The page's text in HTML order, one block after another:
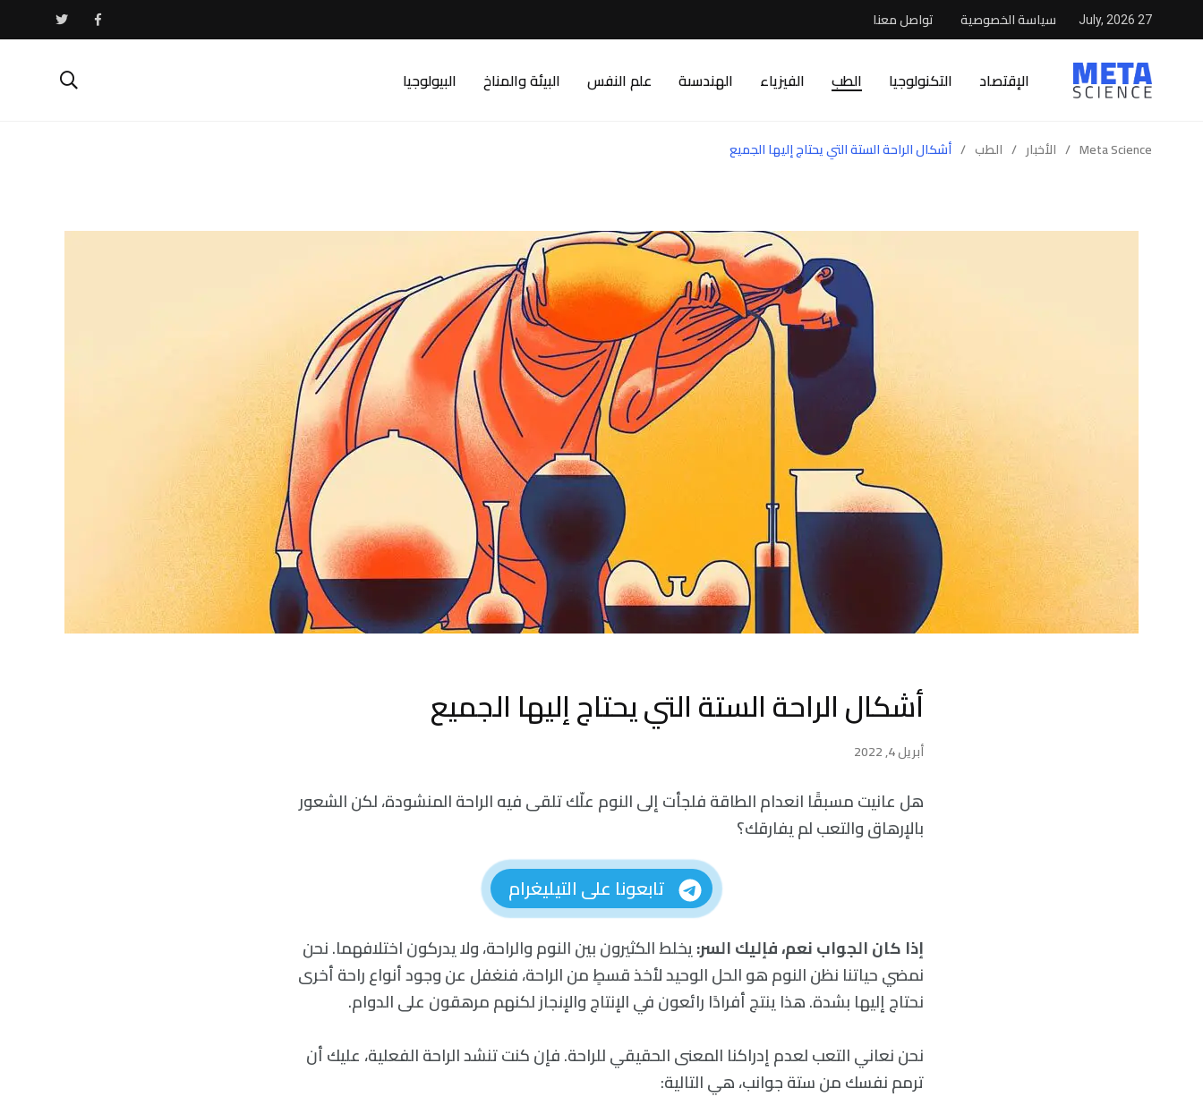
27 July, 2026 سياسة الخصوصية تواصل معنا
الإقتصاد التكنولوجيا الطب الفيزياء الهندسىة علم النفس البيئة والمناخ البيولوجيا
Meta Science
/ الأخبار / الطب / أشكال الراحة الستة التي يحتاج إليها الجميع
أشكال الراحة الستة التي يحتاج إليها الجميع
أبريل 4, 2022
هل عانيت مسبقًا انعدام الطاقة فلجأت إلى النوم علّك تلقی فيه الراحة المنشودة، لكن الشعور
بالإرهاق والتعب لم يفارقك؟
تابعونا على التيليغرام
إذا كان الجواب نعم، فإليك السر:يخلط الكثيرون بين النوم والراحة، ولا يدركون اختلافهما. نحن
نمضي حياتنا نظن النوم هو الحل الوحيد لأخذ قسطٍ من الراحة، فنغفل عن وجود أنواع راحة أخرى
نحتاج إليها بشدة. هذا ينتج أفرادًا رائعون في الإنتاج والإنجاز لكنهم مرهقون على الدوام.
نحن نعاني التعب لعدم إدراكنا المعنى الحقيقي للراحة. فإن كنت تنشد الراحة الفعلية، عليك أن
ترمم نفسك من ستة جوانب، هي التالية: